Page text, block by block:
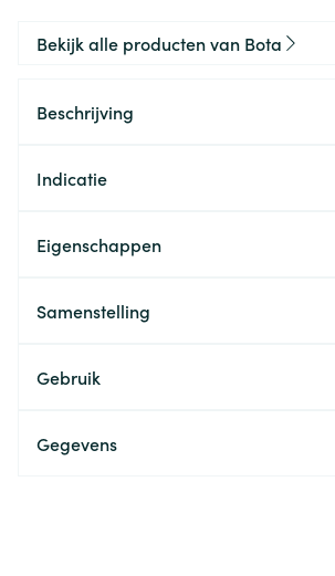
Bekijk alle producten van Bota
Beschrijving
Indicatie
Eigenschappen
Samenstelling
Gebruik
Gegevens